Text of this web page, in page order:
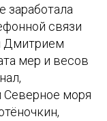
связи
Дмитрием
мер и весов
Северное моря